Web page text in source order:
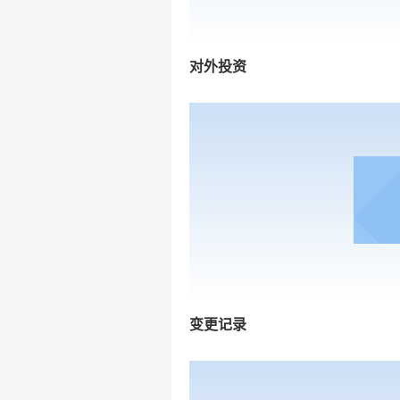
对外投资
变更记录